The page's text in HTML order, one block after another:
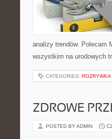
analizy trendów. Polecam
wszystkim na urodowych
CATEGORIES: ROZRYWKA
ZDROWE
POSTED BY ADMIN